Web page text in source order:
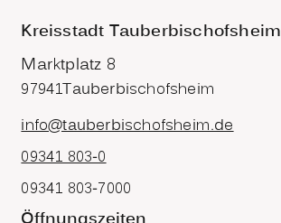
Kreisstadt Tauberbischofsheim
Marktplatz 8
97941Tauberbischofsheim
info@tauberbischofsheim.de
09341 803-0
09341 803-7000